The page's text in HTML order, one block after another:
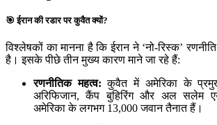
🎯 ईरान की रडार पर कुवैत क्यों?
विश्लेषकों का मानना है कि ईरान ने ‘नो-रिस्क’
है। इसके पीछे तीन मुख्य कारण माने जा रहे हैं:
रणनीतिक महत्व: कुवैत में अमेरिका के
अरिफिजान, कैंप बुहिरिंग और अल सलेम
अमेरिका के लगभग 13,000 जवान तैनात हैं।